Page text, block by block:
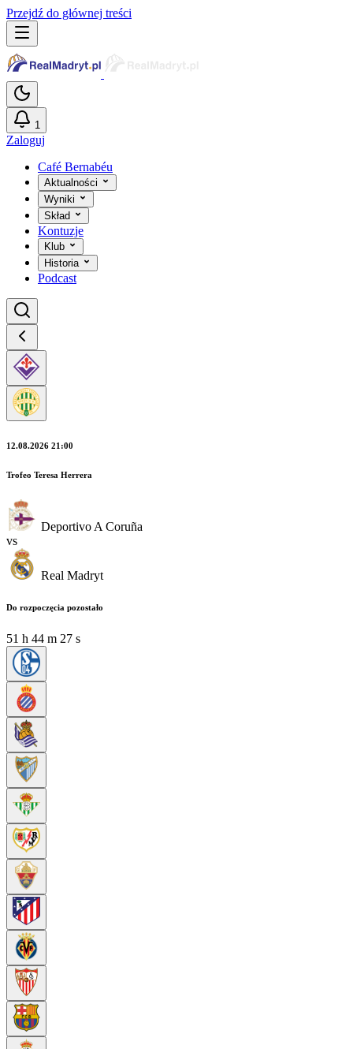
Przejdź do głównej treści
1
Zaloguj
Café Bernabéu
Aktualności
Wyniki
Skład
Kontuzje
Klub
Historia
Podcast
12.08.2026 21:00
Trofeo Teresa Herrera
Deportivo A Coruña
vs
Real Madryt
Do rozpoczęcia pozostało
51 h 44 m 25 s